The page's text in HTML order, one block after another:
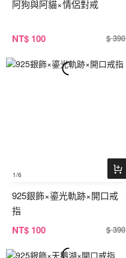
阿狗與阿貓×情侶對戒
NT$ 100 $ 390
1/6
925銀飾×鎏光軌跡×開口戒
指
NT$ 100 $ 390